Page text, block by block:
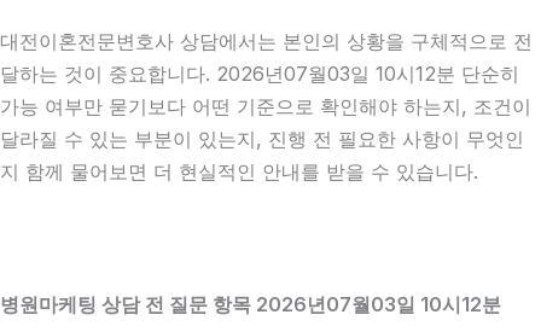
대전이혼전문변호사 상담에서는 본인의 상황을 구체적으로 전
달하는 것이 중요합니다. 2026년07월03일 10시12분 단순히
가능 여부만 묻기보다 어떤 기준으로 확인해야 하는지, 조건이
달라질 수 있는 부분이 있는지, 진행 전 필요한 사항이 무엇인
지 함께 물어보면 더 현실적인 안내를 받을 수 있습니다.
병원마케팅 상담 전 질문 항목 2026년07월03일 10시12분